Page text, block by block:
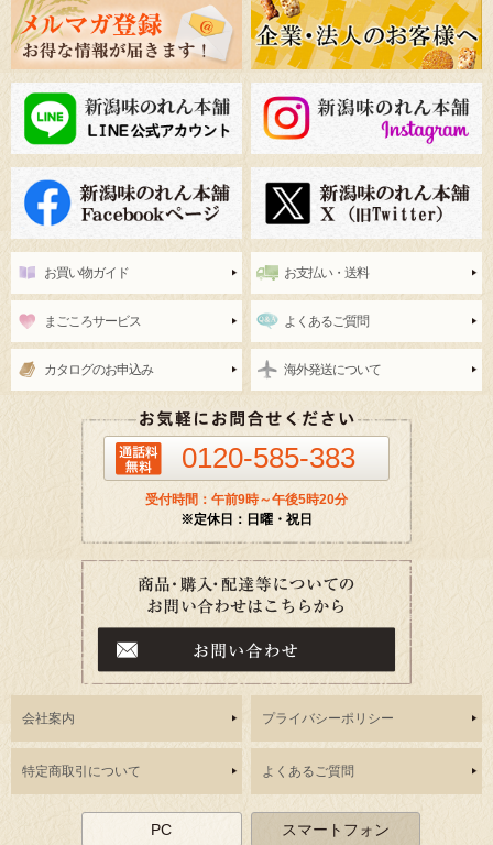
お買い物ガイド お支払い・送料
まごころサービス よくあるご質問
カタログのお申込み 海外発送について
0120-585-383
受付時間：午前9時～午後5時20分
※定休日：日曜・祝日
会社案内 プライバシーポリシー
特定商取引について よくあるご質問
PC スマートフォン